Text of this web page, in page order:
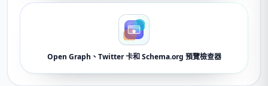
Open Graph、Twitter 卡和 Schema.org 預覽檢查器